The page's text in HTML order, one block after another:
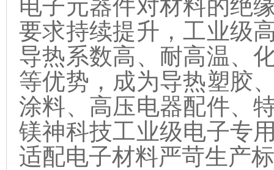
电子元器件对材料的绝
要求持续提升，工业级
导热系数高、耐高温、
等优势，成为导热塑胶
涂料、高压电器配件、
镁神科技工业级电子专
适配电子材料严苛生产